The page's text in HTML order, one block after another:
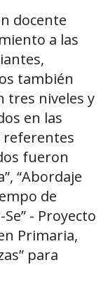
docente
a las
también
tres niveles y
en las
referentes
fueron
“Abordaje
de
- Proyecto
Primaria,
para